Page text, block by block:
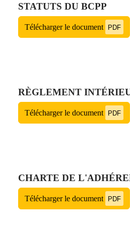
STATUTS DU BCPP
Télécharger le document PDF
RÈGLEMENT
Télécharger le document PDF
CHARTE DE
Télécharger le document PDF